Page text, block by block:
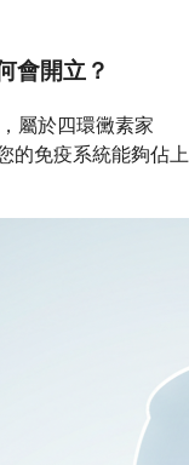
會開立？
屬於四環黴素家
的免疫系統能夠佔上